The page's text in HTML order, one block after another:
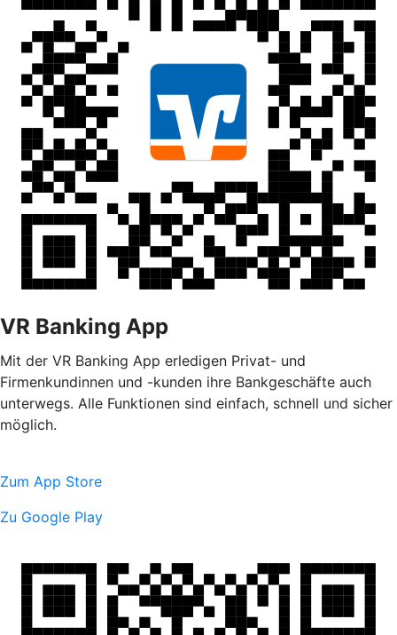
VR Banking App
Mit der VR Banking App erledigen Privat- und
Firmenkundinnen und -kunden ihre Bankgeschäfte auch
unterwegs. Alle Funktionen sind einfach, schnell und sicher
möglich.
Zum App Store
Zu Google Play